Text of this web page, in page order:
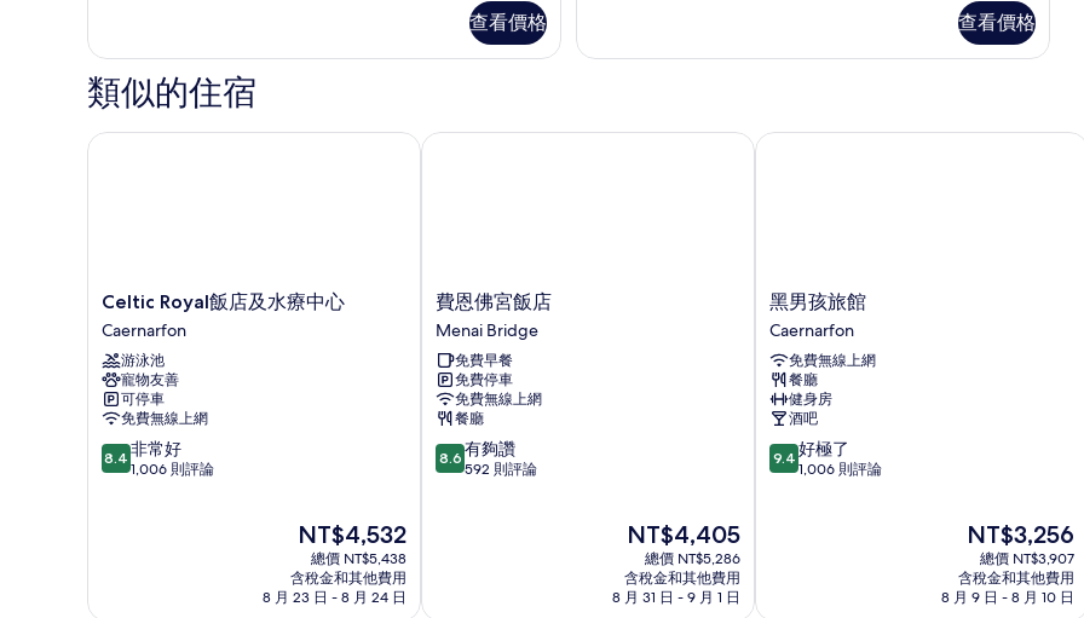
有
相
片
(Four-
Poster)
的
詳
情
查看價格
有
或
的
查看價格
類似的住宿
Celtic
Royal
飯
店
及
水
療
中
心
Celtic Royal飯店及水療中心
Caernarfon
游泳池
寵物友善
可停車
免費無線上網
8.4
分，
8.4 非常好
1,006 則評論
現
在
價
格
NT$4,532
總價 NT$5,438
含稅金和其他費用
8 月 23 日 - 8 月 24 日
Celtic Royal飯店及水療中心
費
恩
佛
宮
飯
店
Menai
Bridge
費恩佛宮飯店
Menai Bridge
免費早餐
免費停車
免費無線上網
餐廳
8.6
分，
8.6 有夠讚
592 則評論
現
價
格
NT$4,405
總價 NT$5,286
含稅金和其他費用
8 月 31 日 - 9 月 1 日
費恩佛宮飯店
黑
男
孩
旅
館
Caernarfon
黑男孩旅館
Caernarfon
免費無線上網
餐廳
健身房
酒吧
9.4
分，
9.4 好極了
1,006 則評論
現
在
價
格
NT$3,256
總價 NT$3,907
含稅金和其他費用
8 月 9 日 - 8 月 10 日
黑男孩旅館